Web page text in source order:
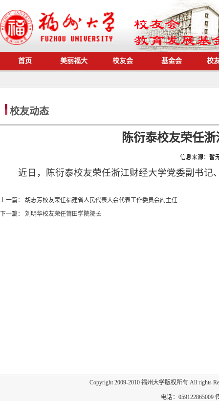
首页 美丽福大 校友会 基金会 校
校友动态
陈衍泰校友荣任
信息来源： 暂
近日，陈衍泰校友荣任浙江财经大学党委副书记
上一篇：
胡志芳校友荣任福建省人民代表大会代表工作委员会副主任
下一篇：
刘明华校友荣任莆田学院院长
Copyright 2009-2010 福州大学版权所有 All rights
电话：059122865009